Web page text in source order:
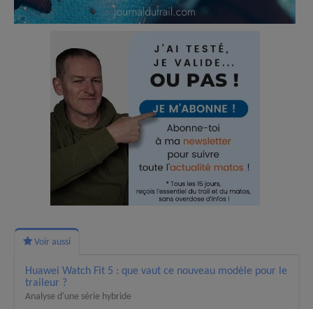
Voir aussi
Huawei Watch Fit 5 : que vaut ce nouveau modèle pour le
traileur ?
Analyse d'une série hybride